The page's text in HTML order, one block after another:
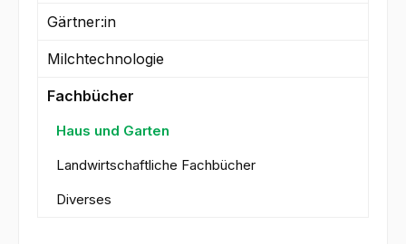
Gärtner:in
Milchtechnologie
Fachbücher
Haus und Garten
Landwirtschaftliche Fachbücher
Diverses